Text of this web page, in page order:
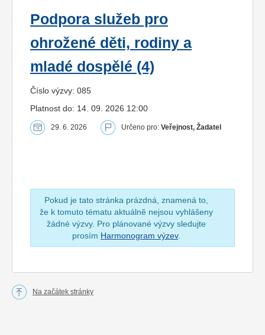
Podpora služeb pro
ohrožené děti, rodiny a
mladé dospělé (4)
Číslo výzvy: 085
Platnost do: 14. 09. 2026 12:00
29. 6. 2026 Určeno pro: Veřejnost, Žadatel
Pokud je tato stránka prázdná, znamená to,
že k tomuto tématu aktuálně nejsou vyhlášeny
žádné výzvy. Pro plánované výzvy sledujte
prosím Harmonogram výzev.
Na začátek stránky